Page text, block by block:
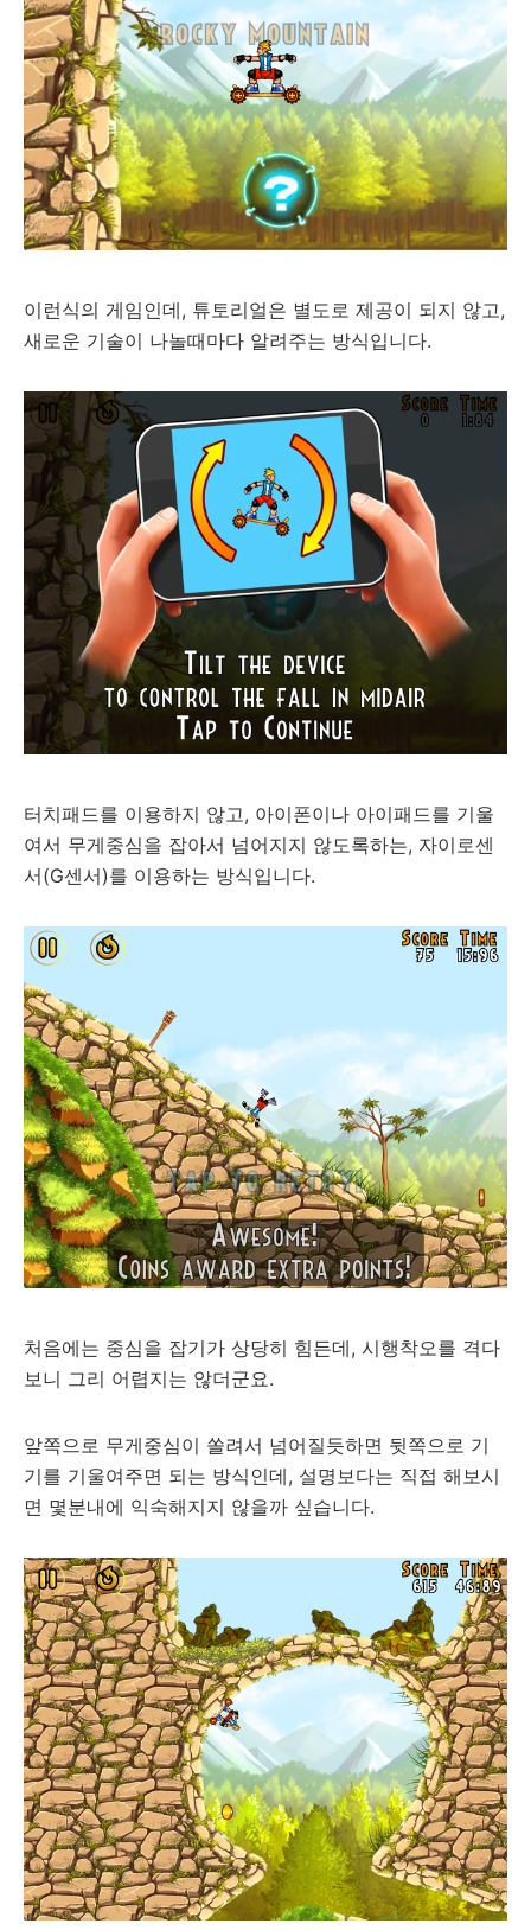
이런식의 게임인데, 튜토리얼은 별도로 제공이 되지 않고,
새로운 기술이 나놀때마다 알려주는 방식입니다.
터치패드를 이용하지 않고, 아이폰이나 아이패드를 기울
여서 무게중심을 잡아서 넘어지지 않도록하는, 자이로센
서(G센서)를 이용하는 방식입니다.
처음에는 중심을 잡기가 상당히 힘든데, 시행착오를 격다
보니 그리 어렵지는 않더군요.
앞쪽으로 무게중심이 쏠려서 넘어질듯하면 뒷쪽으로 기
기를 기울여주면 되는 방식인데, 설명보다는 직접 해보시
면 몇분내에 익숙해지지 않을까 싶습니다.